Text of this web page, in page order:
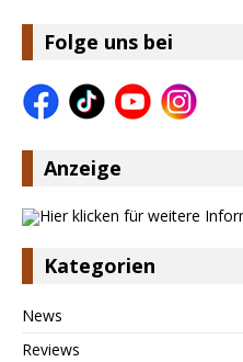
Folge uns bei
Anzeige
Kategorien
News
Reviews